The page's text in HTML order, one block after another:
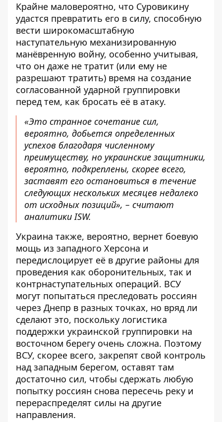
Крайне маловероятно, что Суровикину
удастся превратить его в силу, способную
вести широкомасштабную
наступательную механизированную
манёвренную войну, особенно учитывая,
что он даже не тратит (или ему не
разрешают тратить) время на создание
согласованной ударной группировки
перед тем, как бросать её в атаку.
«Это странное сочетание сил,
вероятно, добьется определенных
успехов благодаря численному
преимуществу, но украинские защитники,
вероятно, подкреплены, скорее всего,
заставят его остановиться в течение
следующих нескольких месяцев недалеко
от исходных позиций», – считают
аналитики ISW.
Украина также, вероятно, вернет боевую
мощь из западного Херсона и
передислоцирует её в другие районы для
проведения как оборонительных, так и
контрнаступательных операций. ВСУ
могут попытаться преследовать россиян
через Днепр в разных точках, но вряд ли
сделают это, поскольку логистика
поддержки украинской группировки на
восточном берегу очень сложна. Поэтому
ВСУ, скорее всего, закрепят свой контроль
над западным берегом, оставят там
достаточно сил, чтобы сдержать любую
попытку россиян снова пересечь реку и
перераспределят силы на другие
направления.